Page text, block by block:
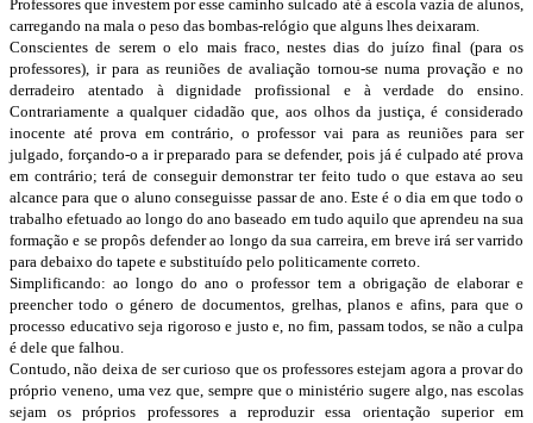
Professores que investem por esse caminho sulcado até à escola vazia de alunos,
carregando na mala o peso das bombas-relógio que alguns lhes deixaram.
Conscientes de serem o elo mais fraco, nestes dias do juízo final (para os
professores), ir para as reuniões de avaliação tornou-se numa provação e no
derradeiro atentado à dignidade profissional e à verdade do ensino.
Contrariamente a qualquer cidadão que, aos olhos da justiça, é considerado
inocente até prova em contrário, o professor vai para as reuniões para ser
julgado, forçando-o a ir preparado para se defender, pois já é culpado até prova
em contrário; terá de conseguir demonstrar ter feito tudo o que estava ao seu
alcance para que o aluno conseguisse passar de ano. Este é o dia em que todo o
trabalho efetuado ao longo do ano baseado em tudo aquilo que aprendeu na sua
formação e se propôs defender ao longo da sua carreira, em breve irá ser varrido
para debaixo do tapete e substituído pelo politicamente correto.
Simplificando: ao longo do ano o professor tem a obrigação de elaborar e
preencher todo o género de documentos, grelhas, planos e afins, para que o
processo educativo seja rigoroso e justo e, no fim, passam todos, se não a culpa
é dele que falhou.
Contudo, não deixa de ser curioso que os professores estejam agora a provar do
próprio veneno, uma vez que, sempre que o ministério sugere algo, nas escolas
sejam os próprios professores a reproduzir essa orientação superior em